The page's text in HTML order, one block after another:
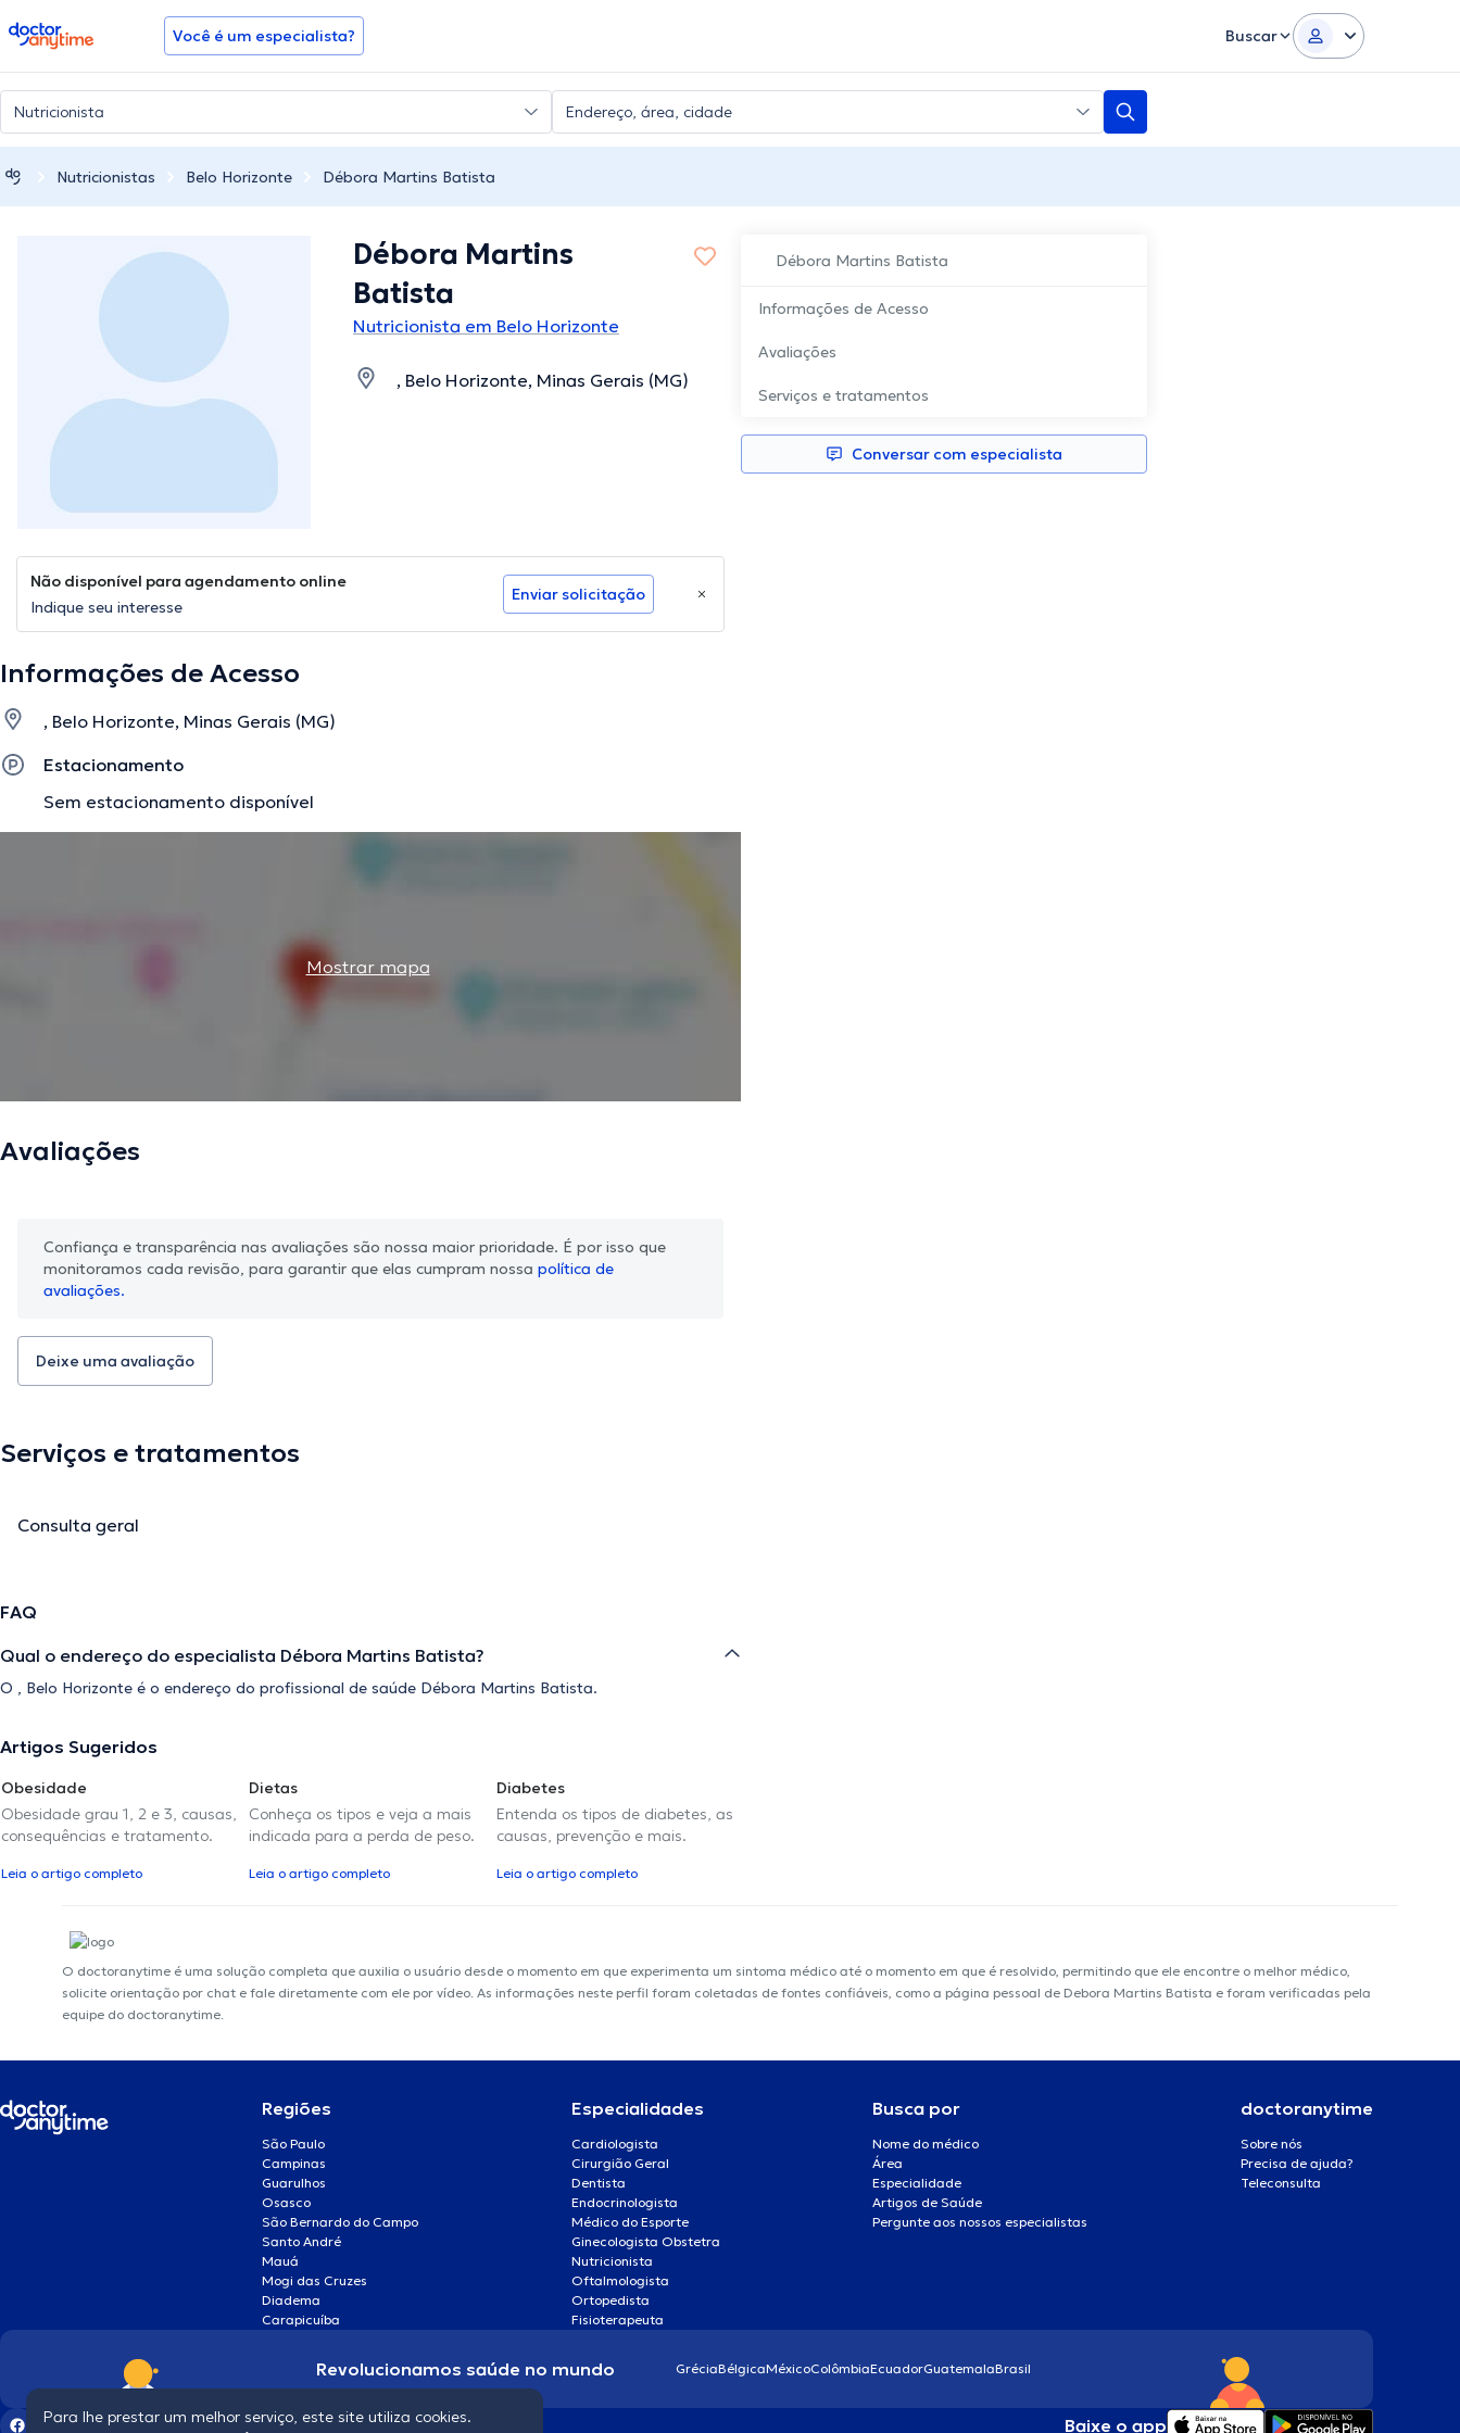
doctoranytime Você é um especialista? Buscar
Nutricionistas Belo Horizonte Débora Martins Batista
Débora Martins Batista
Informações de Acesso
Avaliações
Serviços e tratamentos
Conversar com especialista
Débora Martins
Batista
Nutricionista em Belo Horizonte
, Belo Horizonte, Minas Gerais (MG)
Não disponível para agendamento online
Indique seu interesse
Enviar solicitação
Informações de Acesso
, Belo Horizonte, Minas Gerais (MG)
Estacionamento
Sem estacionamento disponível
Mostrar mapa
Avaliações
Confiança e transparência nas avaliações são nossa maior prioridade. É por isso que
monitoramos cada revisão, para garantir que elas cumpram nossa política de
avaliações.
Deixe uma avaliação
Serviços e tratamentos
Consulta geral
FAQ
Qual o endereço do especialista Débora Martins Batista?
O , Belo Horizonte é o endereço do profissional de saúde Débora Martins Batista.
Artigos Sugeridos
Obesidade
Obesidade grau 1, 2 e 3, causas,
consequências e tratamento.
Leia o artigo completo
Dietas
Conheça os tipos e veja a mais
indicada para a perda de peso.
Leia o artigo completo
Diabetes
Entenda os tipos de diabetes, as
causas, prevenção e mais.
Leia o artigo completo
O doctoranytime é uma solução completa que auxilia o usuário desde o momento em que experimenta um sintoma médico até o momento em que é resolvido, permitindo que ele encontre o melhor médico,
solicite orientação por chat e fale diretamente com ele por vídeo. As informações neste perfil foram coletadas de fontes confiáveis, como a página pessoal de Debora Martins Batista e foram verificadas pela
equipe do doctoranytime.
Regiões
São Paulo
Campinas
Guarulhos
Osasco
São Bernardo do Campo
Santo André
Mauá
Mogi das Cruzes
Diadema
Carapicuíba
Especialidades
Cardiologista
Cirurgião Geral
Dentista
Endocrinologista
Médico do Esporte
Ginecologista Obstetra
Nutricionista
Oftalmologista
Ortopedista
Fisioterapeuta
Busca por
Nome do médico
Área
Especialidade
Artigos de Saúde
Pergunte aos nossos especialistas
doctoranytime
Sobre nós
Precisa de ajuda?
Teleconsulta
Revolucionamos saúde no mundo GréciaBélgicaMéxicoColômbiaEcuadorGuatemalaBrasil
Baixe o app
Para lhe prestar um melhor serviço, este site utiliza cookies.